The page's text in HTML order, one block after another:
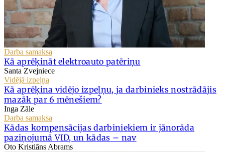
Darba samaksa
Kā aprēķināt elektroauto patēriņu
Santa Zvejniece
Vidējā izpeļņa
Kā aprēķina vidējo izpeļņu, ja darbinieks nostrādājis
mazāk par 6 mēnešiem?
Inga Zāle
Darba samaksa
Kādas kompensācijas darbiniekiem ir jānorāda
paziņojumā VID, un kādas – nav
Oto Kristiāns Abrams